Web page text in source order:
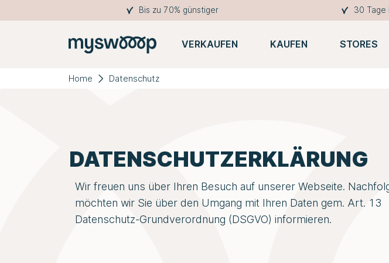
Bis zu 70% günstiger 30 Tage
VERKAUFEN KAUFEN STORES
Home Datenschutz
DATENSCHUTZ­ERKLÄRUNG
Wir freuen uns über Ihren Besuch auf unserer Webseite.
möchten wir Sie über den Umgang mit Ihren Daten gem. Art. 13
Datenschutz-Grundverordnung (DSGVO) informieren.